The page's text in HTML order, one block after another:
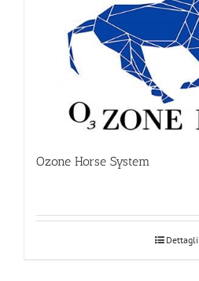
Ozone Horse System
Dettagli